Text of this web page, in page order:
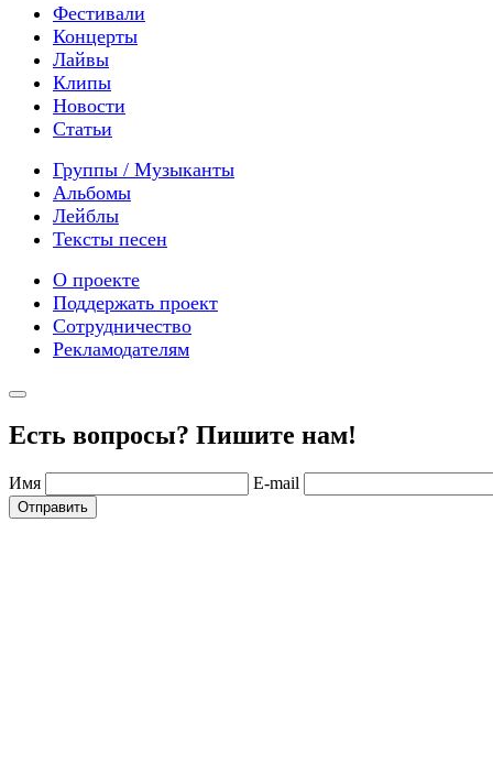
Фестивали
Концерты
Лайвы
Клипы
Новости
Статьи
Группы / Музыканты
Альбомы
Лейблы
Тексты песен
О проекте
Поддержать проект
Сотрудничество
Рекламодателям
Есть вопросы? Пишите нам!
Имя E-mail